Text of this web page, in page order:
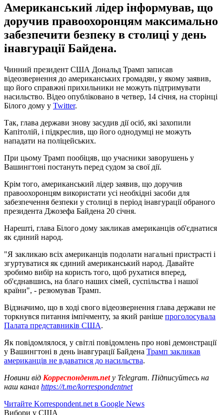
Американський лідер інформував, що
доручив правоохоронцям максимально
забезпечити безпеку в столиці у день
інавгурації Байдена.
Чинний президент США Дональд Трамп записав
відеозвернення до американських громадян, у якому заявив,
що його справжні прихильники не можуть підтримувати
насильство. Відео опубліковано в четвер, 14 січня, на сторінці
Білого дому у Twitter.
Так, глава держави знову засудив дії осіб, які захопили
Капітолій, і підкреслив, що його однодумці не можуть
нападати на поліцейських.
При цьому Трамп пообіцяв, що учасники заворушень у
Вашингтоні постануть перед судом за свої дії.
Крім того, американський лідер заявив, що доручив
правоохоронцям використати усі необхідні засоби для
забезпечення безпеки у столиці в період інавгурації обраного
президента Джозефа Байдена 20 січня.
Нарешті, глава Білого дому закликав американців об'єднатися
як єдиний народ.
"Я закликаю всіх американців подолати нагальні пристрасті і
згуртуватися як єдиний американський народ. Давайте
зробимо вибір на користь того, щоб рухатися вперед,
об'єднавшись, на благо наших сімей, суспільства і нашої
країни", - резюмував Трамп.
Відзначимо, що в ході свого відеозвернення глава держави не
торкнувся питання імпічменту, за який раніше проголосувала
Палата представників США.
Як повідомлялося, у світлі повідомлень про нові демонстрації
у Вашингтоні в день інавгурації Байдена Трамп закликав
американців не вдаватися до насильства.
Новини від Корреспондент.netу Telegram. Підписуйтесь на
наш канал https://t.me/korrespondentnet
Читайте Korrespondent.net в Google News
Вибори у США